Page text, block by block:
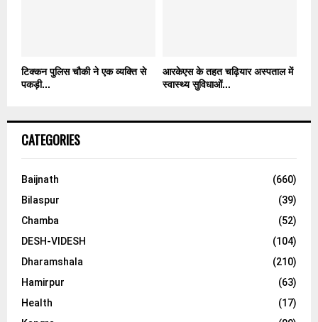
टिक्कन पुलिस चौकी ने एक व्यक्ति से
पकड़ी...
आरकेएस के तहत चढ़ियार अस्पताल में
स्वास्थ्य सुविधाओं...
CATEGORIES
Baijnath
(660)
Bilaspur
(39)
Chamba
(52)
DESH-VIDESH
(104)
Dharamshala
(210)
Hamirpur
(63)
Health
(17)